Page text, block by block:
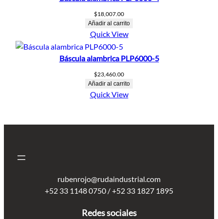
$18,007.00
Añadir al carrito
Quick View
Báscula alambrica PLP6000-5
$23,460.00
Añadir al carrito
Quick View
rubenrojo@rudaindustrial.com
+52 33 1148 0750 / +52 33 1827 1895
Redes sociales